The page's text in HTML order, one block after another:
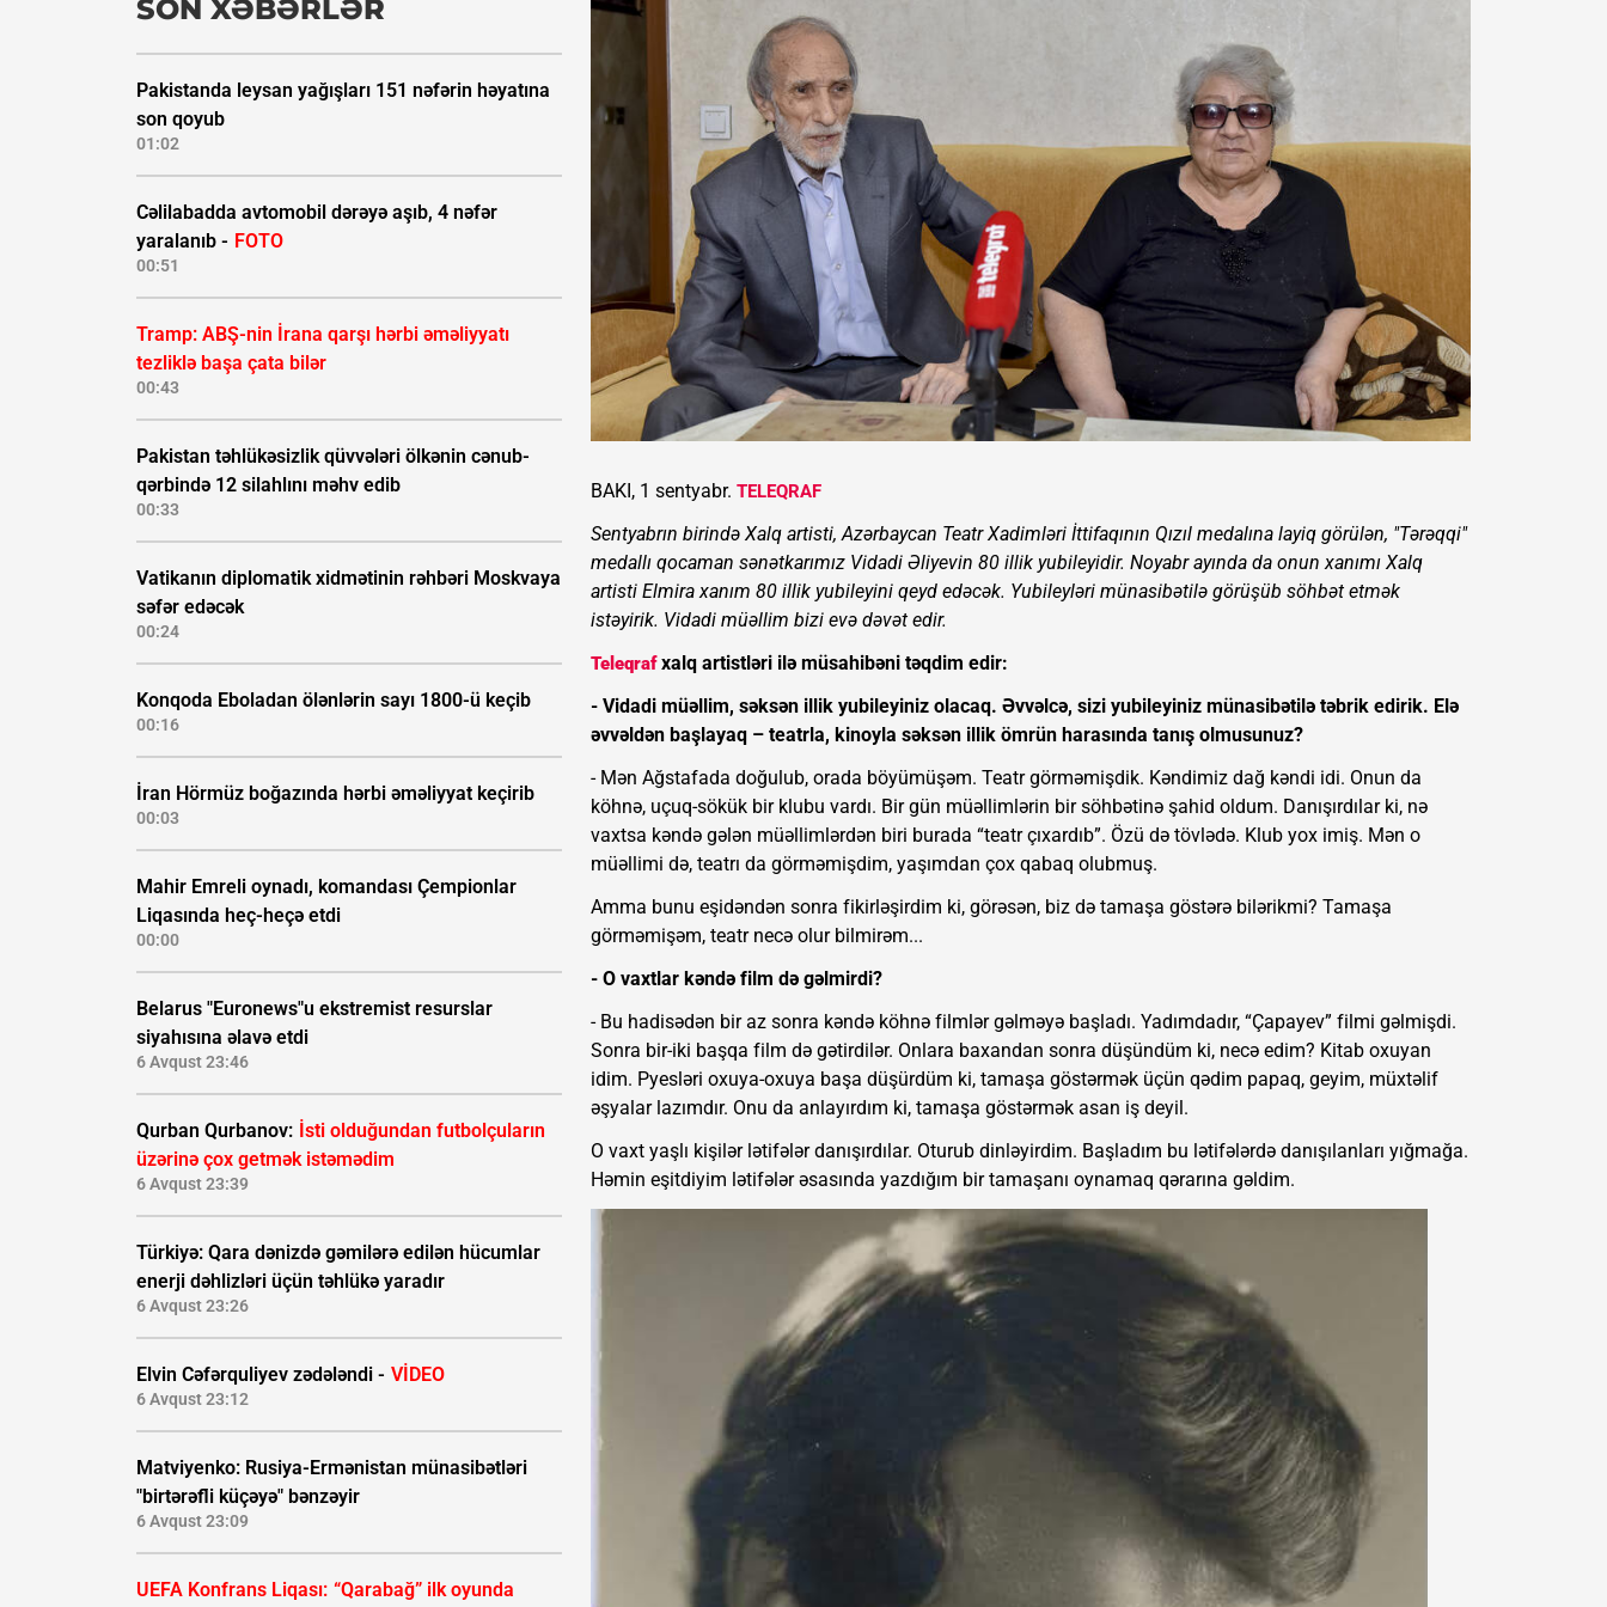
SON XƏBƏRLƏR
Pakistanda leysan yağışları 151 nəfərin həyatına
son qoyub
01:02
Cəlilabadda avtomobil dərəyə aşıb, 4 nəfər
yaralanıb - FOTO
00:51
Tramp: ABŞ-nin İrana qarşı hərbi əməliyyatı
tezliklə başa çata bilər
00:43
Pakistan təhlükəsizlik qüvvələri ölkənin cənub-
qərbində 12 silahlını məhv edib
00:33
Vatikanın diplomatik xidmətinin rəhbəri Moskvaya
səfər edəcək
00:24
Konqoda Eboladan ölənlərin sayı 1800-ü keçib
00:16
İran Hörmüz boğazında hərbi əməliyyat keçirib
00:03
Mahir Emreli oynadı, komandası Çempionlar
Liqasında heç-heçə etdi
00:00
Belarus "Euronews"u ekstremist resurslar
siyahısına əlavə etdi
6 Avqust 23:46
Qurban Qurbanov: İsti olduğundan futbolçuların
üzərinə çox getmək istəmədim
6 Avqust 23:39
Türkiyə: Qara dənizdə gəmilərə edilən hücumlar
enerji dəhlizləri üçün təhlükə yaradır
6 Avqust 23:26
Elvin Cəfərquliyev zədələndi - VİDEO
6 Avqust 23:12
Matviyenko: Rusiya-Ermənistan münasibətləri
"birtərəfli küçəyə" bənzəyir
6 Avqust 23:09
UEFA Konfrans Liqası: “Qarabağ” ilk oyunda
BAKI, 1 sentyabr. TELEQRAF
Sentyabrın birində Xalq artisti, Azərbaycan Teatr Xadimləri İttifaqının Qızıl medalına layiq görülən, "Tərəqqi"
medallı qocaman sənətkarımız Vidadi Əliyevin 80 illik yubileyidir. Noyabr ayında da onun xanımı Xalq
artisti Elmira xanım 80 illik yubileyini qeyd edəcək. Yubileyləri münasibətilə görüşüb söhbət etmək
istəyirik. Vidadi müəllim bizi evə dəvət edir.
Teleqrafxalq artistləri ilə müsahibəni təqdim edir:
- Vidadi müəllim, səksən illik yubileyiniz olacaq. Əvvəlcə, sizi yubileyiniz münasibətilə təbrik edirik. Elə
əvvəldən başlayaq – teatrla, kinoyla səksən illik ömrün harasında tanış olmusunuz?
- Mən Ağstafada doğulub, orada böyümüşəm. Teatr görməmişdik. Kəndimiz dağ kəndi idi. Onun da
köhnə, uçuq-sökük bir klubu vardı. Bir gün müəllimlərin bir söhbətinə şahid oldum. Danışırdılar ki, nə
vaxtsa kəndə gələn müəllimlərdən biri burada “teatr çıxardıb”. Özü də tövlədə. Klub yox imiş. Mən o
müəllimi də, teatrı da görməmişdim, yaşımdan çox qabaq olubmuş.
Amma bunu eşidəndən sonra fikirləşirdim ki, görəsən, biz də tamaşa göstərə bilərikmi? Tamaşa
görməmişəm, teatr necə olur bilmirəm...
- O vaxtlar kəndə film də gəlmirdi?
- Bu hadisədən bir az sonra kəndə köhnə filmlər gəlməyə başladı. Yadımdadır, “Çapayev” filmi gəlmişdi.
Sonra bir-iki başqa film də gətirdilər. Onlara baxandan sonra düşündüm ki, necə edim? Kitab oxuyan
idim. Pyesləri oxuya-oxuya başa düşürdüm ki, tamaşa göstərmək üçün qədim papaq, geyim, müxtəlif
əşyalar lazımdır. Onu da anlayırdım ki, tamaşa göstərmək asan iş deyil.
O vaxt yaşlı kişilər lətifələr danışırdılar. Oturub dinləyirdim. Başladım bu lətifələrdə danışılanları yığmağa.
Həmin eşitdiyim lətifələr əsasında yazdığım bir tamaşanı oynamaq qərarına gəldim.